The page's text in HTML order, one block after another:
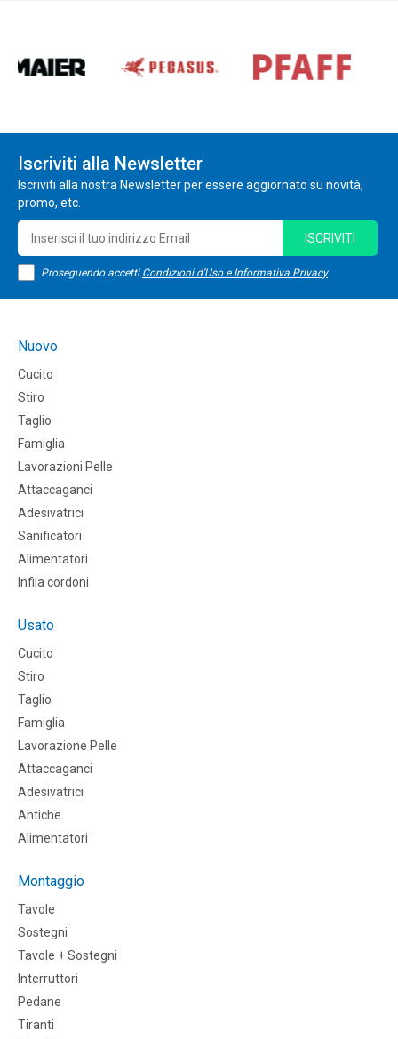
Iscriviti alla Newsletter
Iscriviti alla nostra Newsletter per essere aggiornato su novità,
promo, etc.
Proseguendo accetti Condizioni d'Uso e Informativa Privacy
ISCRIVITI
Nuovo
Cucito
Stiro
Taglio
Famiglia
Lavorazioni Pelle
Attaccaganci
Adesivatrici
Sanificatori
Alimentatori
Infila cordoni
Usato
Cucito
Stiro
Taglio
Famiglia
Lavorazione Pelle
Attaccaganci
Adesivatrici
Antiche
Alimentatori
Montaggio
Tavole
Sostegni
Tavole + Sostegni
Interruttori
Pedane
Tiranti